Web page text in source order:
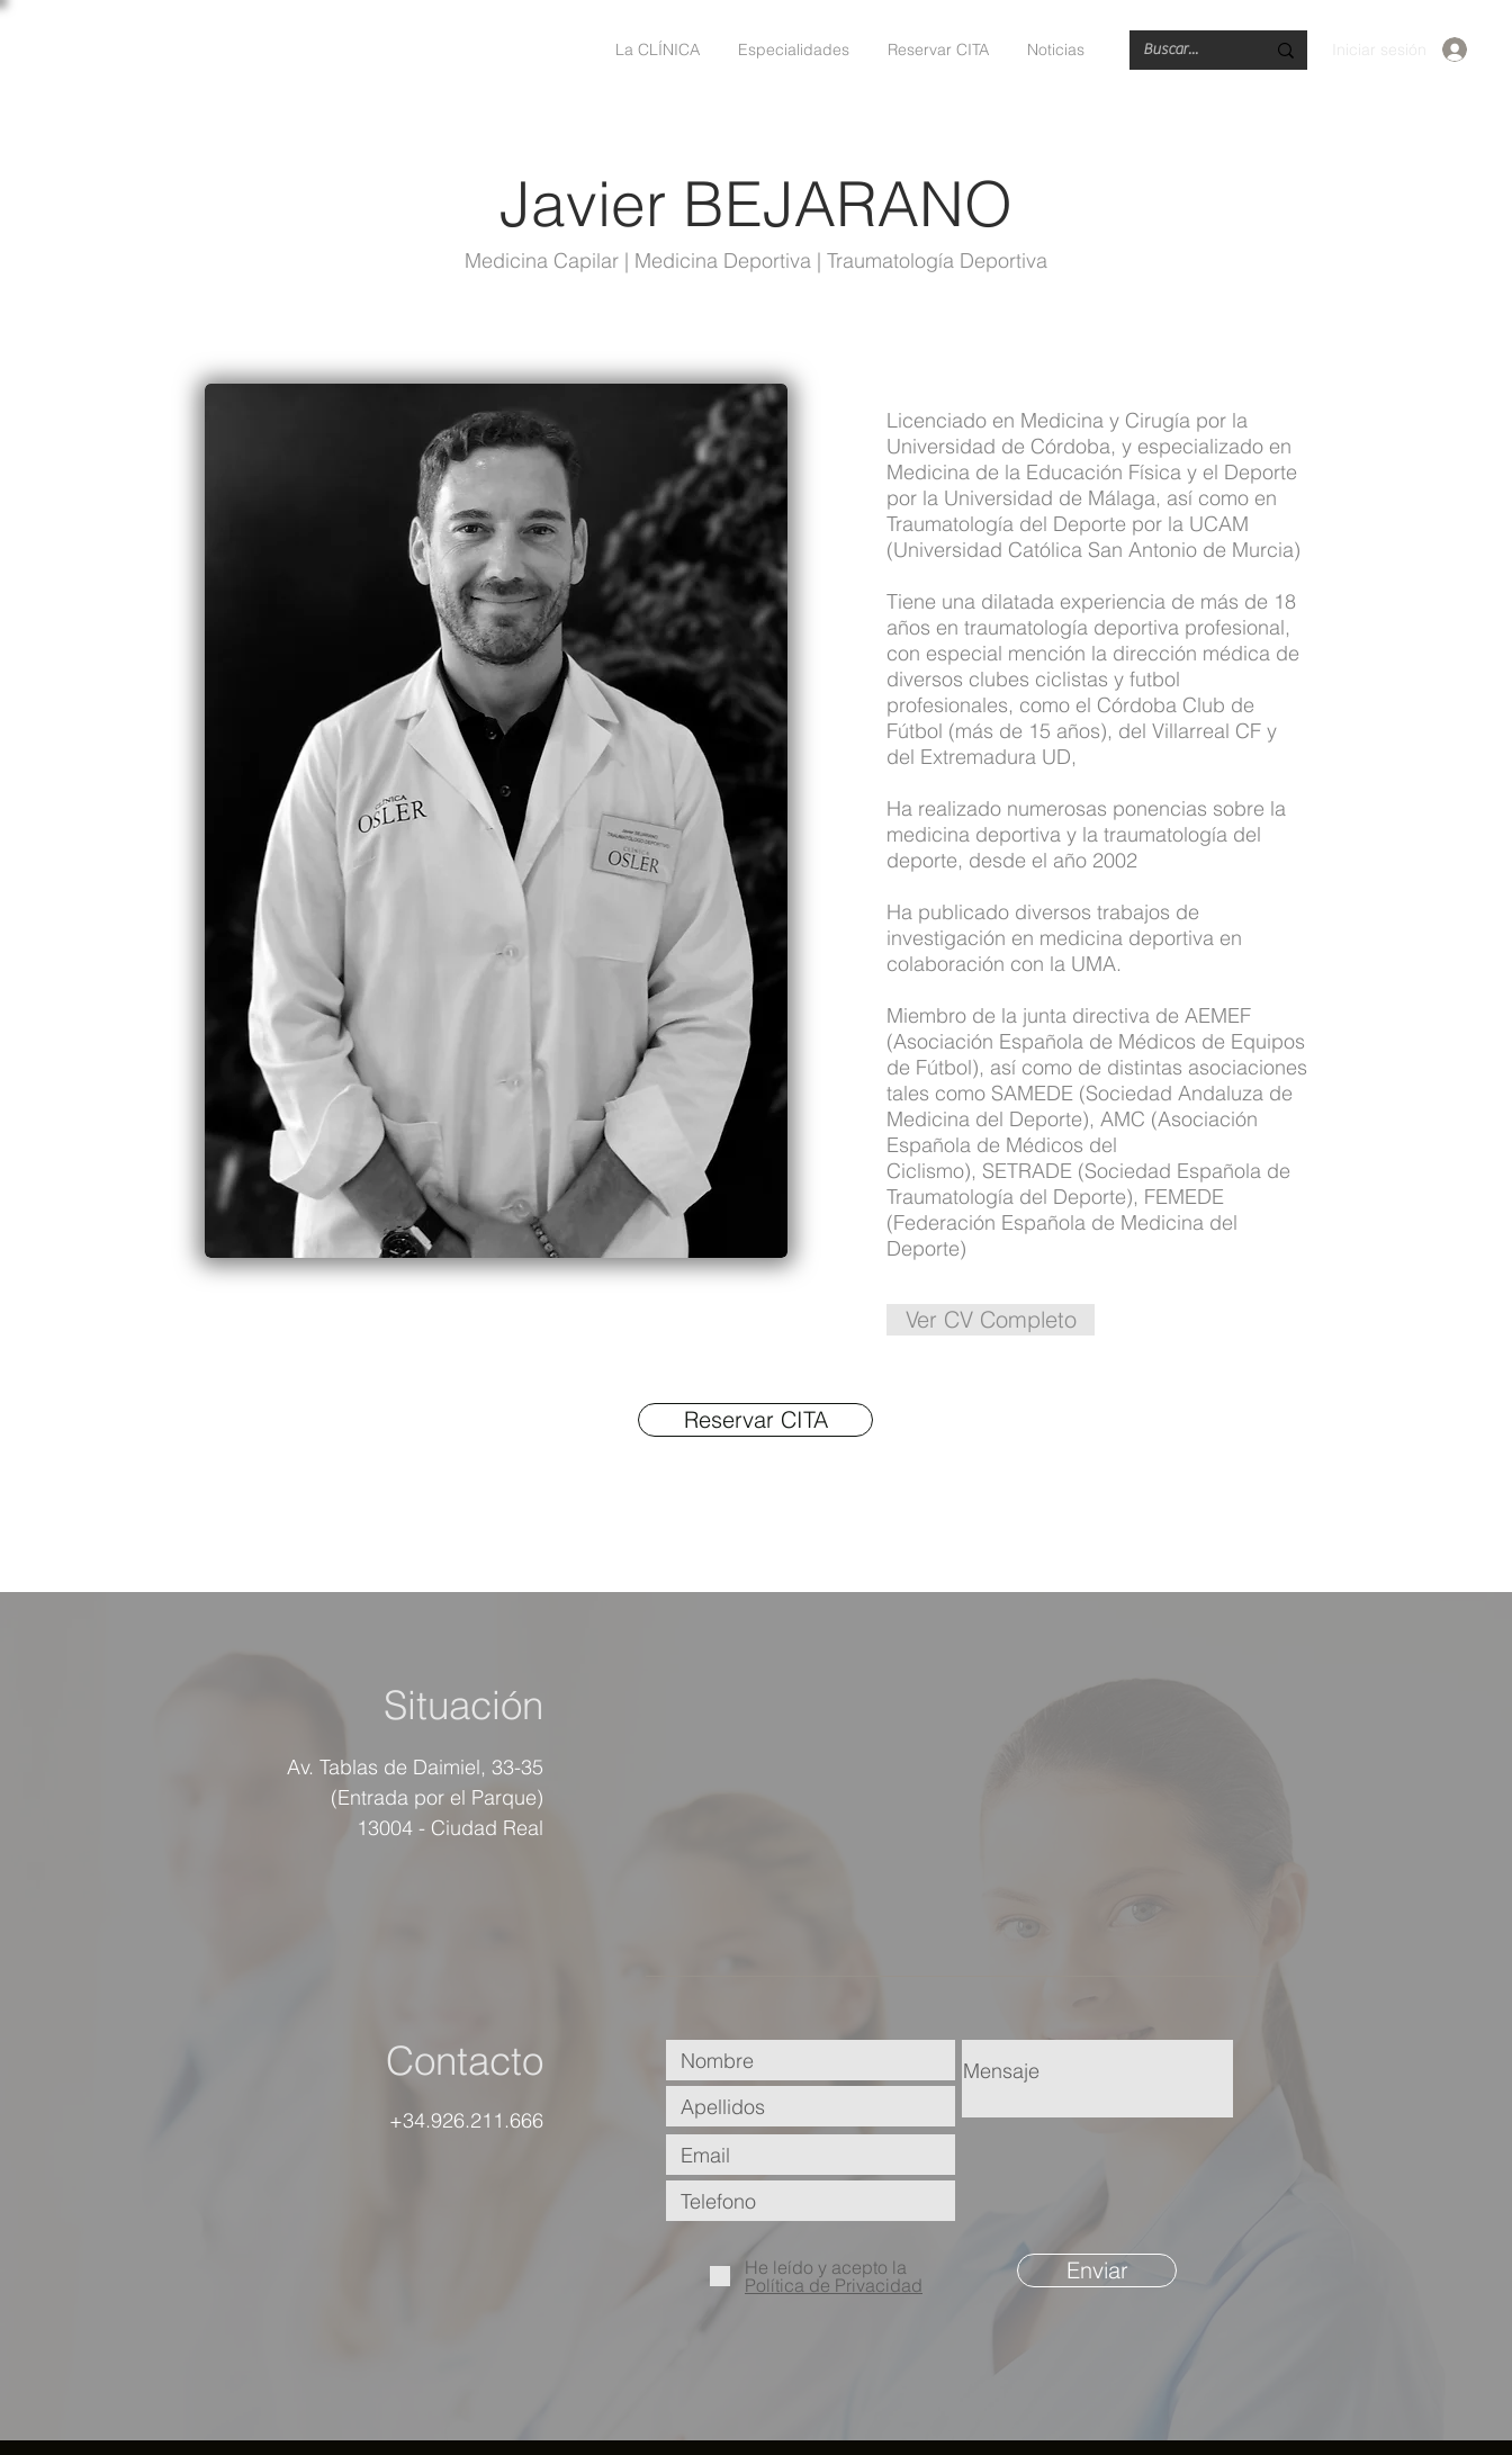
La CLÍNICA Especialidades Reservar CITA Noticias Iniciar sesión
Javier BEJARANO
Medicina Capilar | Medicina Deportiva | Traumatología Deportiva
Licenciado en Medicina y Cirugía por la
Universidad de Córdoba, y especializado en
Medicina de la Educación Física y el Deporte
por la Universidad de Málaga, así como en
Traumatología del Deporte por la UCAM
(Universidad Católica San Antonio de Murcia)
Tiene una dilatada experiencia de más de 18
años en traumatología deportiva profesional,
con especial mención la dirección médica de
diversos clubes ciclistas y futbol
profesionales, como el Córdoba Club de
Fútbol (más de 15 años), del Villarreal CF y
del Extremadura UD,
Ha realizado numerosas ponencias sobre la
medicina deportiva y la traumatología del
deporte, desde el año 2002
Ha publicado diversos trabajos de
investigación en medicina deportiva en
colaboración con la UMA.
Miembro de la junta directiva de AEMEF
(Asociación Española de Médicos de Equipos
de Fútbol), así como de distintas asociaciones
tales como SAMEDE (Sociedad Andaluza de
Medicina del Deporte), AMC (Asociación
Española de Médicos del
Ciclismo), SETRADE (Sociedad Española de
Traumatología del Deporte), FEMEDE
(Federación Española de Medicina del
Deporte)
Ver CV Completo
Reservar CITA
Situación
Av. Tablas de Daimiel, 33-35
(Entrada por el Parque)
13004 - Ciudad Real
Contacto
+34.926.211.666
He leído y acepto la
Política de Privacidad
Enviar